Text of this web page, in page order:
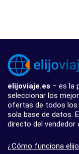
elijoviaje.es – es la
seleccionar los
ofertas de todos los
sola base de datos.
directo del vendedor
¿Cómo funciona